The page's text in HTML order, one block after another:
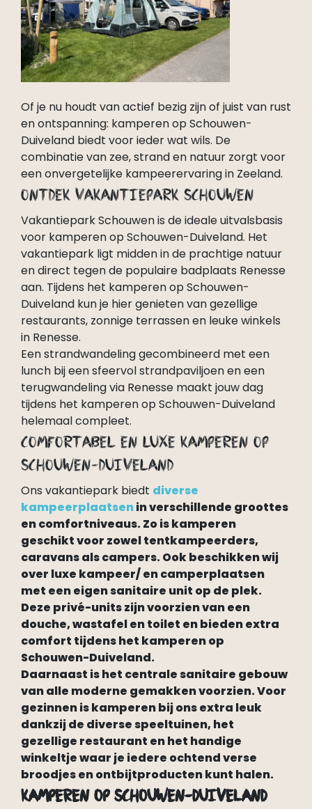
Of je nu houdt van actief bezig zijn of juist van rust
en ontspanning: kamperen op Schouwen-
Duiveland biedt voor ieder wat wils. De
combinatie van zee, strand en natuur zorgt voor
een onvergetelijke kampeerervaring in Zeeland.
Ontdek Vakantiepark Schouwen
Vakantiepark Schouwen is de ideale uitvalsbasis
voor kamperen op Schouwen-Duiveland. Het
vakantiepark ligt midden in de prachtige natuur
en direct tegen de populaire badplaats Renesse
aan. Tijdens het kamperen op Schouwen-
Duiveland kun je hier genieten van gezellige
restaurants, zonnige terrassen en leuke winkels
in Renesse.
Een strandwandeling gecombineerd met een
lunch bij een sfeervol strandpaviljoen en een
terugwandeling via Renesse maakt jouw dag
tijdens het kamperen op Schouwen-Duiveland
helemaal compleet.
Comfortabel en luxe kamperen op
Schouwen-Duiveland
Ons vakantiepark biedt diverse
kampeerplaatsenin verschillende groottes
en comfortniveaus. Zo is kamperen
geschikt voor zowel tentkampeerders,
caravans als campers. Ook beschikken wij
over luxe kampeer/ en camperplaatsen
met een eigen sanitaire unit op de plek.
Deze privé-units zijn voorzien van een
douche, wastafel en toilet en bieden extra
comfort tijdens het kamperen op
Schouwen-Duiveland.
Daarnaast is het centrale sanitaire gebouw
van alle moderne gemakken voorzien. Voor
gezinnen is kamperen bij ons extra leuk
dankzij de diverse speeltuinen, het
gezellige restaurant en het handige
winkeltje waar je iedere ochtend verse
broodjes en ontbijtproducten kunt halen.
Kamperen op Schouwen-Duiveland